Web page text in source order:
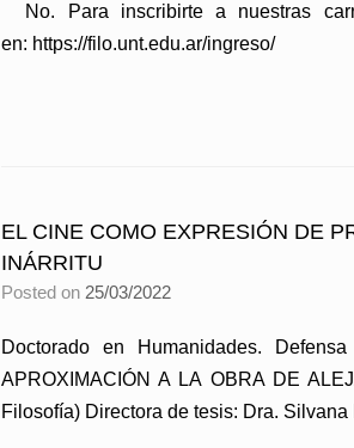
No. Para inscribirte a nuestras
en: https://filo.unt.edu.ar/ingreso/
EL CINE COMO EXPRESIÓN DE
INÁRRITU
Posted on 25/03/2022
Doctorado en Humanidades.
APROXIMACIÓN A LA OBRA DE
Filosofía) Directora de tesis: Dra.